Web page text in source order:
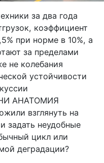
за два года
коэффициент
при норме в 10%, а
за пределами
не колебания
устойчивости
АНАТОМИЯ
взглянуть на
задать неудобные
цикл или
деградации?